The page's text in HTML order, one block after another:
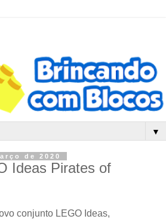
▼
de 2020
Ideas Pirates of
conjunto LEGO Ideas,